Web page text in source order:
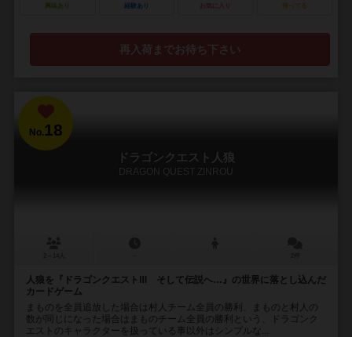
興味あり 経験あり お気に入り 持ってる
再入荷までお待ち下さい
No.18
ドラゴンクエスト人狼
DRAGON QUEST ZINROU
人狼を『ドラゴンクエストⅢ そして伝説へ…』の世界に落とし込んだ
カードゲーム
まものを全員追放した場合は村人チーム全員の勝利、まものと村人の
数が同じになった場合はまものチーム全員の勝利という、ドラゴンク
エストのキャラクターを扱っている事以外はシンプルな...